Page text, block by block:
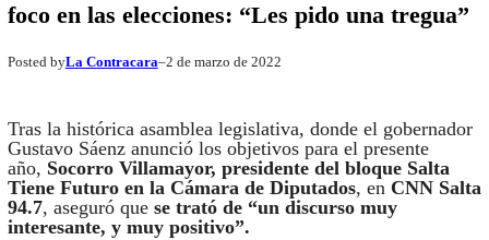
foco en las elecciones: “Les pido una tregua”
Posted byLa Contracara–2 de marzo de 2022
Tras la histórica asamblea legislativa, donde el gobernador
Gustavo Sáenz anunció los objetivos para el presente
año, Socorro Villamayor, presidente del bloque Salta
Tiene Futuro en la Cámara de Diputados, en CNN Salta
94.7, aseguró quese trató de “un discurso muy
interesante, y muy positivo”.